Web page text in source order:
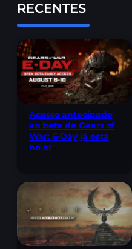
RECENTES
Acesso antecipado
ao beta de Gears of
War: E-Day já está
no ar